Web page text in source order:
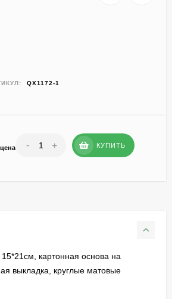
QX1172-1
- + КУПИТЬ
картонная основа на
выкладка, круглые матовые